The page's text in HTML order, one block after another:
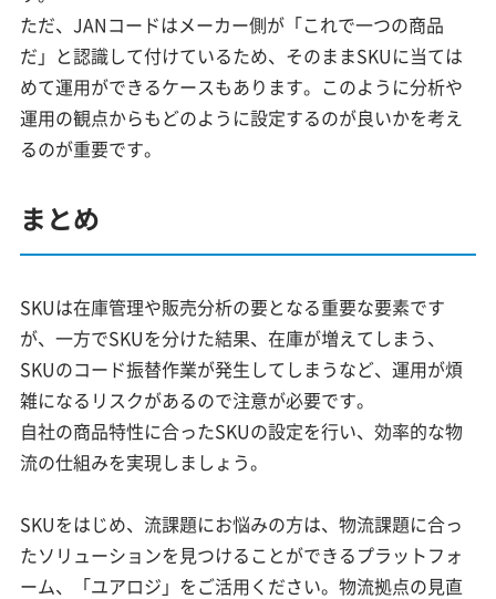
ただ、JANコードはメーカー側が「これで一つの商品
だ」と認識して付けているため、そのままSKUに当ては
めて運用ができるケースもあります。このように分析や
運用の観点からもどのように設定するのが良いかを考え
るのが重要です。
まとめ
SKUは在庫管理や販売分析の要となる重要な要素です
が、一方でSKUを分けた結果、在庫が増えてしまう、
SKUのコード振替作業が発生してしまうなど、運用が煩
雑になるリスクがあるので注意が必要です。
自社の商品特性に合ったSKUの設定を行い、効率的な物
流の仕組みを実現しましょう。
SKUをはじめ、流課題にお悩みの方は、物流課題に合っ
たソリューションを見つけることができるプラットフォ
ーム、「ユアロジ」をご活用ください。物流拠点の見直